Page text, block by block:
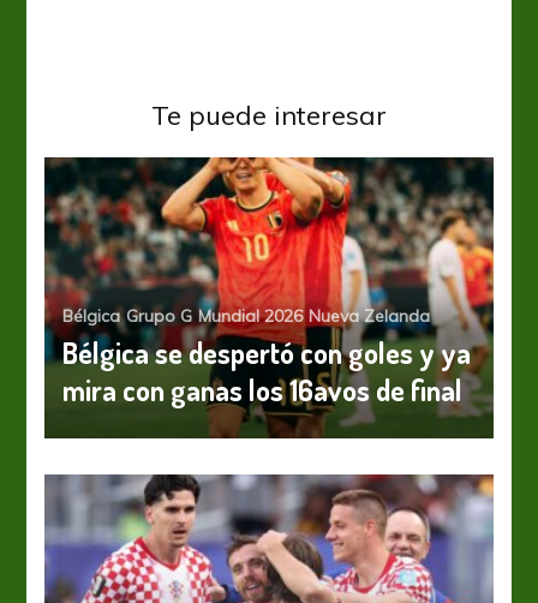
Te puede interesar
Bélgica Grupo G Mundial 2026 Nueva Zelanda
Bélgica se despertó con goles y ya
mira con ganas los 16avos de final